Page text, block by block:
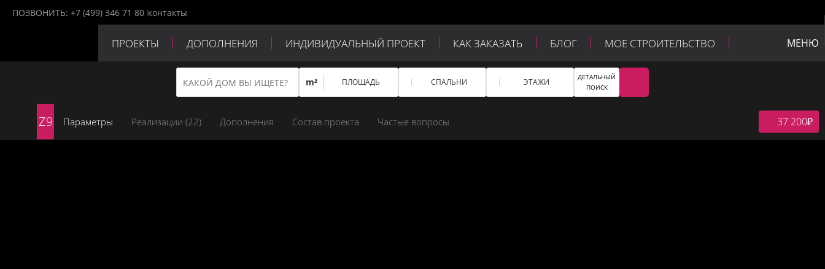
ПОЗВОНИТЬ: +7 (499) 346 71 80 контакты
ПРОЕКТЫ ДОПОЛНЕНИЯ ИНДИВИДУАЛЬНЫЙ ПРОЕКТ КАК ЗАКАЗАТЬ БЛОГ МОЕ СТРОИТЕЛЬСТВО
КОНТАКТЫ
МЕНЮ
m² ПЛОЩАДЬ СПАЛЬНИ ЭТАЖИ
ДЕТАЛЬНЫЙ
ПОИСК
Z9 Параметры Реализации (22) Дополнения Состав проекта Частые вопросы 37 200₽